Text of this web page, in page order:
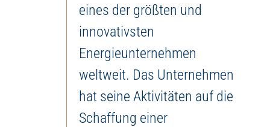
eines der größten und
innovativsten
Energieunternehmen
weltweit. Das Unternehmen
hat seine Aktivitäten auf die
Schaffung einer